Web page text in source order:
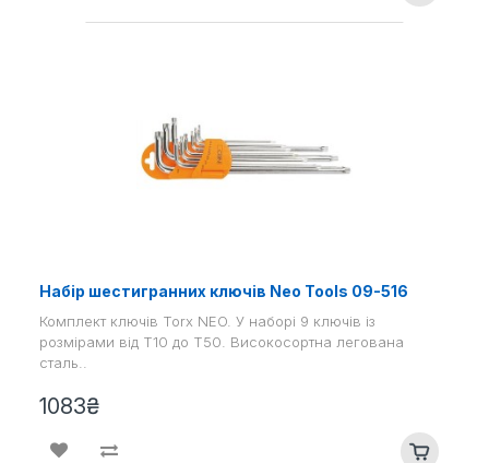
Набір шестигранних ключів Neo Tools 09-516
Комплект ключів Torx NEO. У наборі 9 ключів із
розмірами від T10 до T50. Високосортна легована
сталь..
1083₴